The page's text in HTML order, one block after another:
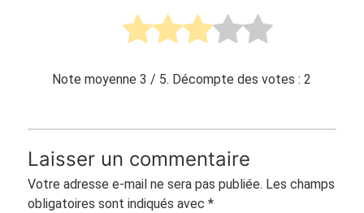
Note moyenne3 / 5. Décompte des votes :2
Laisser un commentaire
Votre adresse e-mail ne sera pas publiée. Les champs
obligatoires sont indiqués avec *